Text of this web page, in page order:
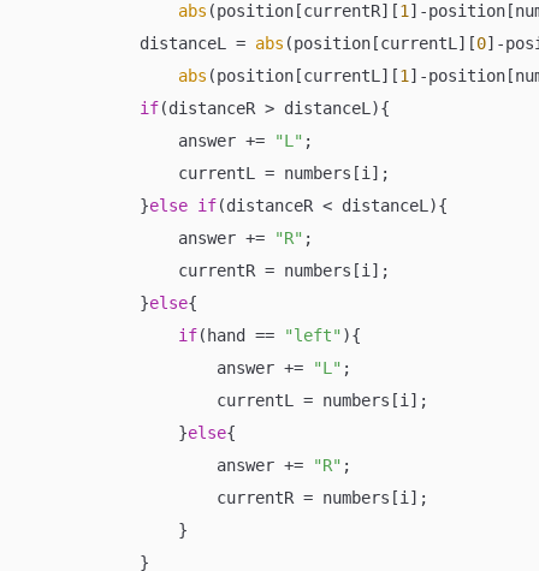
abs (position[currentR][1 ] -
            distanceL
= abs (position[currentL][0] -
abs (position[currentL][1 ] -
if(distanceR > distanceL){
                answer
+= "L" ;
                currentL
= numbers[i];
            }
else if(distanceR < distanceL){
                answer
+= "R" ;
                currentR
= numbers[i];
            }
else{
if(hand == "left" ){
                    answer
+= "L" ;
                    currentL
= numbers[i];
                }
else{
                    answer
+= "R" ;
                    currentR
= numbers[i];
                }
            }